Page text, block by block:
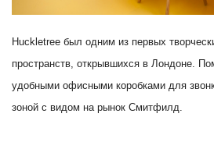
Huckletree был одним из первых
пространств, открывшихся в Лондоне.
удобными офисными коробками для
зоной с видом на рынок Смитфилд.